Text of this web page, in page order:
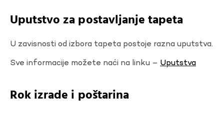
Uputstvo za postavljanje tapeta
U zavisnosti od izbora tapeta postoje razna uputstva.
Sve informacije možete naći na linku – Uputstva
Rok izrade i poštarina